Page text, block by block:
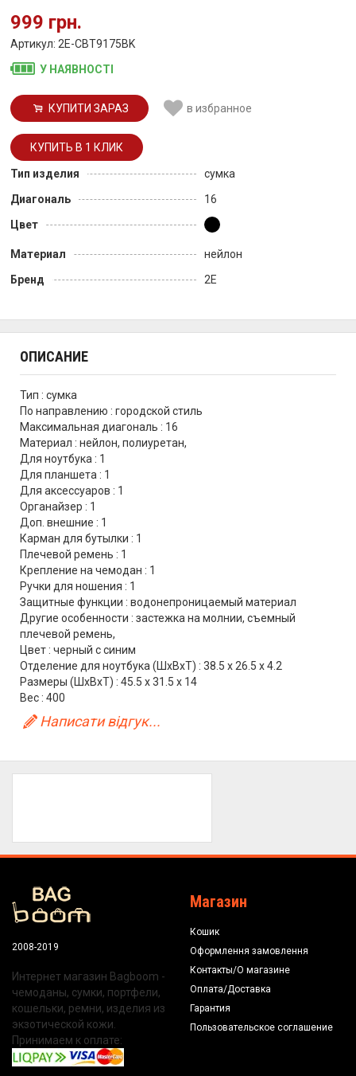
999 грн.
Артикул: 2E-CBT9175BK
У НАЯВНОСТІ
КУПИТИ ЗАРАЗ в избранное
Тип изделия
сумка
Диагональ
16
Цвет
Материал
нейлон
Бренд
2E
ОПИСАНИЕ
Тип : сумка
По направлению : городской стиль
Максимальная диагональ : 16
Материал : нейлон, полиуретан,
Для ноутбука : 1
Для планшета : 1
Для аксессуаров : 1
Органайзер : 1
Доп. внешние : 1
Карман для бутылки : 1
Плечевой ремень : 1
Крепление на чемодан : 1
Ручки для ношения : 1
Защитные функции : водонепроницаемый материал
Другие особенности : застежка на молнии, съемный
плечевой ремень,
Цвет : черный с синим
Отделение для ноутбука (ШхВхТ) : 38.5 x 26.5 x 4.2
Размеры (ШхВхТ) : 45.5 x 31.5 x 14
Вес : 400
Написати відгук...
2008-2019
Интернет магазин Bagboom -
чемоданы, сумки, портфели,
кошельки, ремни, изделия из
экзотической кожи.
Принимаем к оплате:
Магазин
Кошик
Оформлення замовлення
Контакты/О магазине
Оплата/Доставка
Гарантия
Пользовательское соглашение